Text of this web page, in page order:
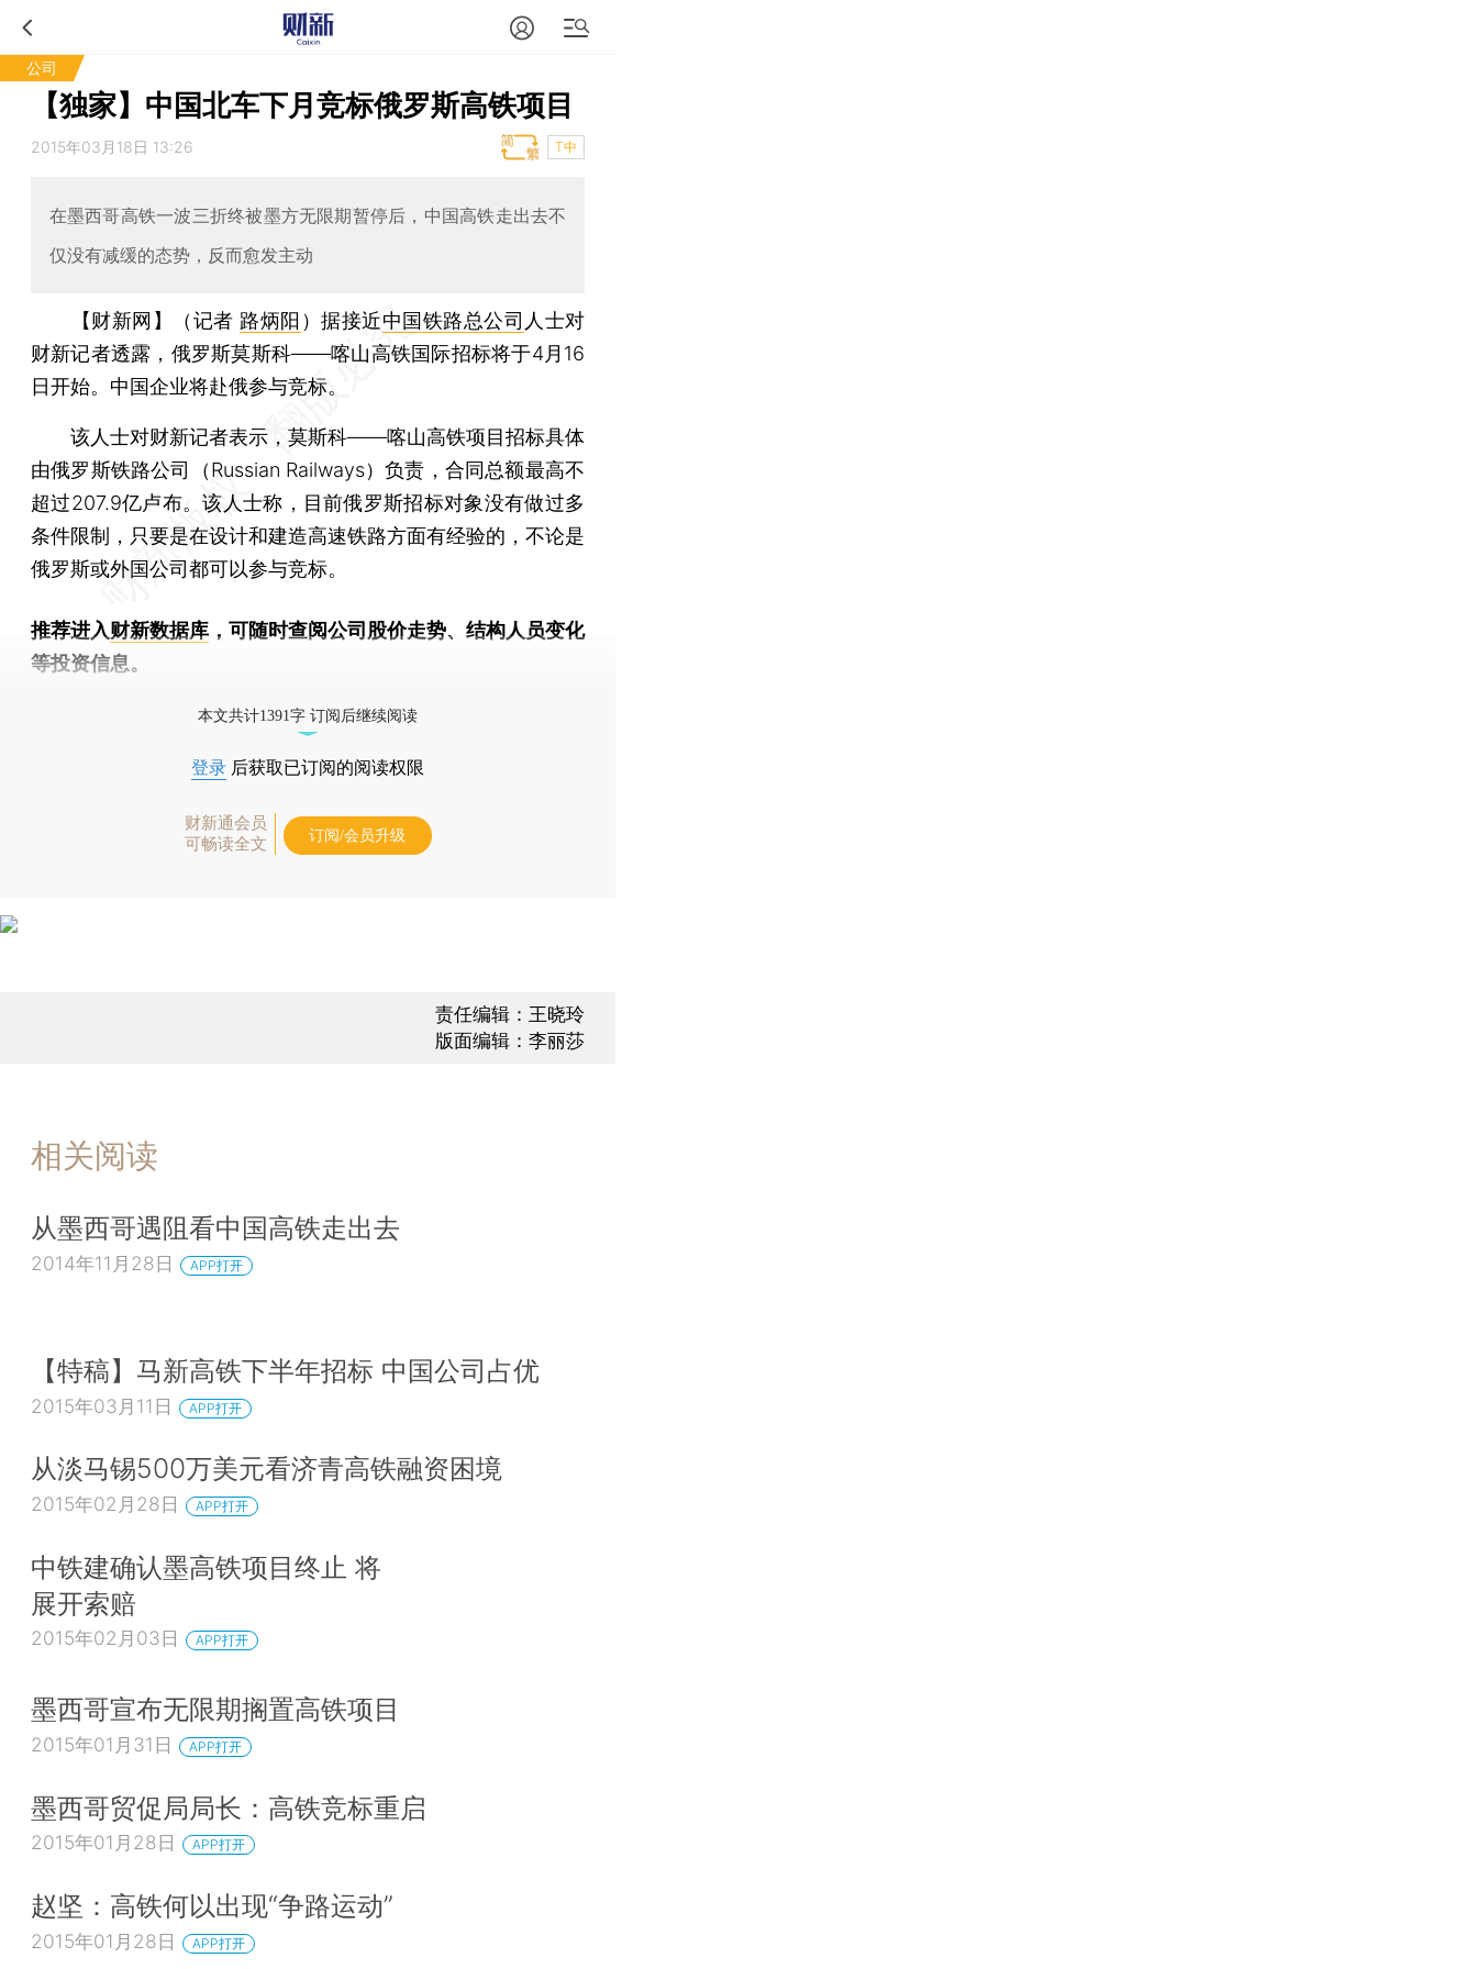
公司
【独家】中国北车下月竞标俄罗斯高铁项目
2015年03月18日 13:26 T中
在墨西哥高铁一波三折终被墨方无限期暂停后，中国高铁走出去不
仅没有减缓的态势，反而愈发主动
【财新网】（记者 路炳阳 ）据接近中国铁路总公司 人士对
财新记者透露，俄罗斯莫斯科——喀山高铁国际招标将于4月16
日开始。中国企业将赴俄参与竞标。
该人士对财新记者表示，莫斯科——喀山高铁项目招标具体
由俄罗斯铁路公司（Russian Railways）负责，合同总额最高不
超过207.9亿卢布。该人士称，目前俄罗斯招标对象没有做过多
条件限制，只要是在设计和建造高速铁路方面有经验的，不论是
俄罗斯或外国公司都可以参与竞标。
推荐进入财新数据库 ，可随时查阅公司股价走势、结构人员变化
等投资信息。
本文共计1391字 订阅后继续阅读
登录 后获取已订阅的阅读权限
财新通会员
可畅读全文
订阅/会员升级
责任编辑：王晓玲
版面编辑：李丽莎
相关阅读
从墨西哥遇阻看中国高铁走出去
2014年11月28日 APP打开
【特稿】马新高铁下半年招标 中国公司占优
2015年03月11日 APP打开
从淡马锡500万美元看济青高铁融资困境
2015年02月28日 APP打开
中铁建确认墨高铁项目终止 将
展开索赔
2015年02月03日 APP打开
墨西哥宣布无限期搁置高铁项目
2015年01月31日 APP打开
墨西哥贸促局局长：高铁竞标重启
2015年01月28日 APP打开
赵坚：高铁何以出现“争路运动”
2015年01月28日 APP打开